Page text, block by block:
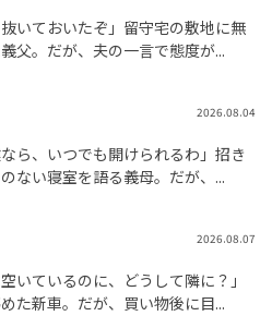
抜いておいたぞ」留守宅の敷地に無
父。だが、夫の一言で態度が...
2026.08.04
なら、いつでも開けられるわ」招き
ない寝室を語る義母。だが、...
2026.08.07
空いているのに、どうして隣に？」
た新車。だが、買い物後に目...